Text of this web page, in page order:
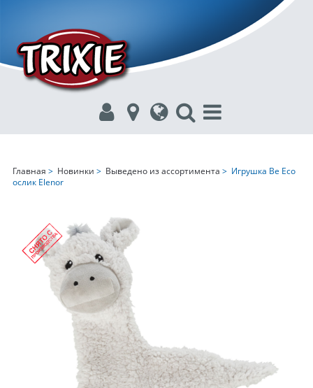
Главная > Новинки > Выведено из ассортимента > Игрушка Be Eco
ослик Elenor